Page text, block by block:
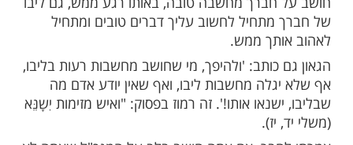
אתה רוצה עצה? אז דע לך כל עוד
מחשבות שליליות שכאלו, תיזהר שלא
כי בוודאי התשובה תהיה שלילית. שימי שאל
לך זאת?". אני השבתי: שלמה המלך, החכם
כתב: כמים פנים לפנים כן לב האדם
כז, יט).